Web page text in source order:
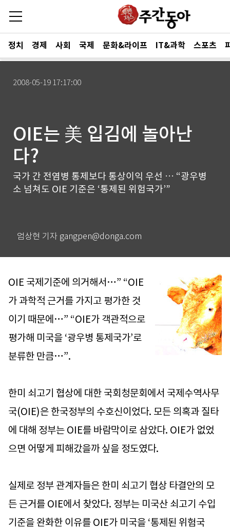
정치 경제 사회 국제 문화&라이프 IT&과학 스포츠
2008-05-19 17:17:00
OIE는 美 입김에 놀아난
다?
국가 간 전염병 통제보다 통상이익 우선 … “광우병
소 넘쳐도 OIE 기준은 ‘통제된 위험국가’”
엄상현 기자 gangpen@donga.com
OIE 국제기준에 의거해서…” “OIE
가 과학적 근거를 가지고 평가한 것
이기 때문에…” “OIE가 객관적으로
평가해 미국을 ‘광우병 통제국가’로
분류한 만큼…”.
한미 쇠고기 협상에 대한 국회청문회에서 국제수역사무
국(OIE)은 한국정부의 수호신이었다. 모든 의혹과 질타
에 대해 정부는 OIE를 바람막이로 삼았다. OIE가 없었
으면 어떻게 피해갔을까 싶을 정도였다.
실제로 정부 관계자들은 한미 쇠고기 협상 타결안의 모
든 근거를 OIE에서 찾았다. 정부는 미국산 쇠고기 수입
기준을 완화한 이유를 OIE가 미국을 ‘통제된 위험국